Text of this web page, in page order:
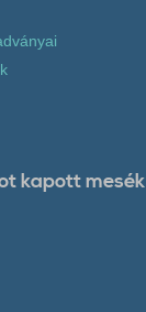
kapott mesék